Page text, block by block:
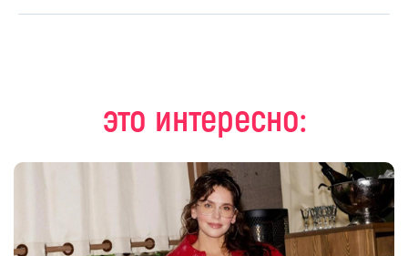
это интересно: